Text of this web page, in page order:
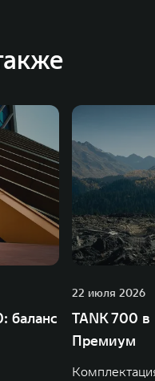
Бразилии и Индии, а
баланс
22 июля 2026
TANK 700 в
Премиум